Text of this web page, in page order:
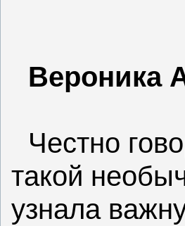
Вероника
Честно
такой
узнала